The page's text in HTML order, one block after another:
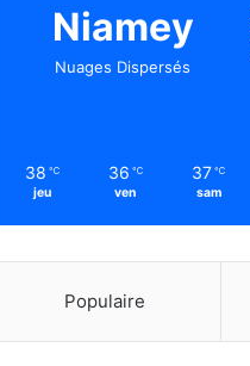
Niamey
Nuages Dispersés
38 ℃
jeu
36 ℃
ven
37 ℃
sam
Populaire